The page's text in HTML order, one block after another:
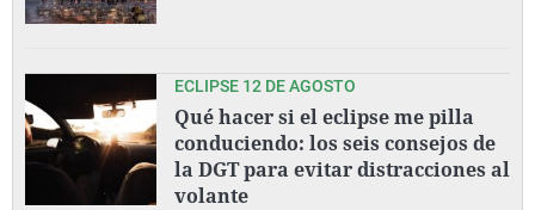
ECLIPSE 12 DE AGOSTO
Qué hacer si el eclipse me pilla
conduciendo: los seis consejos de
la DGT para evitar distracciones al
volante